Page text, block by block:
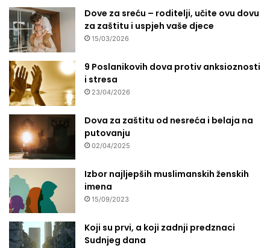
Dove za sreću – roditelji, učite ovu dovu
za zaštitu i uspjeh vaše djece
15/03/2026
9 Poslanikovih dova protiv anksioznosti
i stresa
23/04/2026
Dova za zaštitu od nesreća i belaja na
putovanju
02/04/2025
Izbor najljepših muslimanskih ženskih
imena
15/09/2023
Koji su prvi, a koji zadnji predznaci
Sudnjeg dana